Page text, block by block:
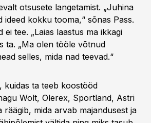
otsusete langetamist. „Juhina
ideed kokku tooma,“ sõnas Pass.
ei tee. „Laias laastus ma ikkagi
ta. „Ma olen tööle võtnud
selles, mida nad teevad.“
kuidas ta teeb koostööd
Wolt, Olerex, Sportland, Astri
räägib, mida arvab majandusest ja